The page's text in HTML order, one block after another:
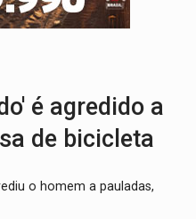
Rondônia estreia na programação do Festival de
é agredido a
de bicicleta
o homem a pauladas,